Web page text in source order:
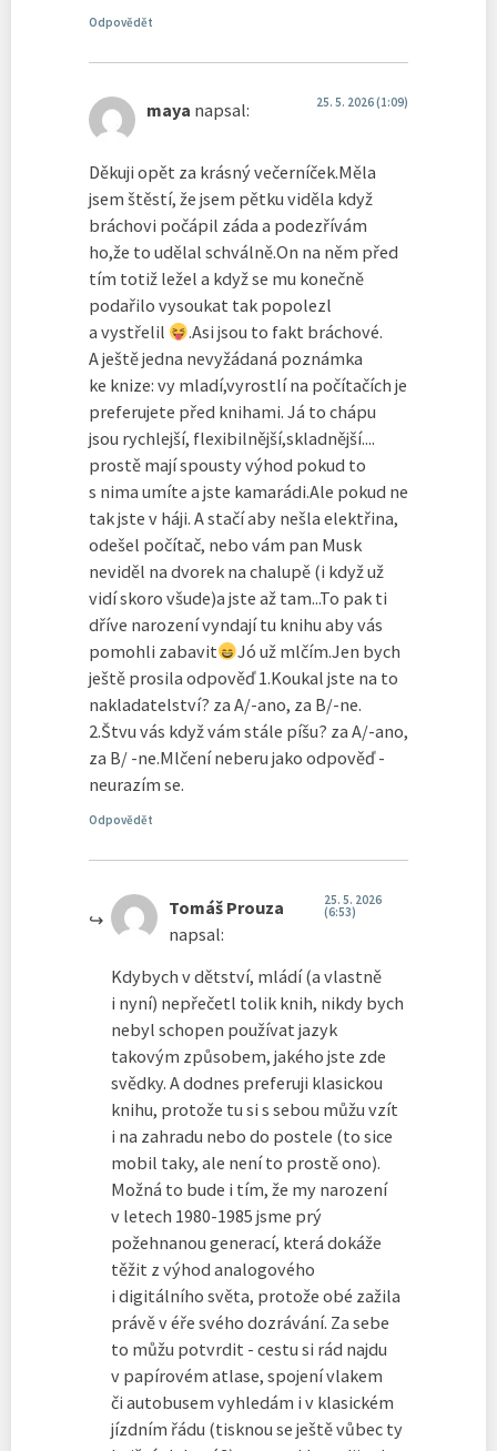
Odpovědět
maya napsal: 25. 5. 2026 (1:09)
Děkuji opět za krásný večerníček.Měla
jsem štěstí, že jsem pětku viděla když
bráchovi počápil záda a podezřívám
ho,že to udělal schválně.On na něm před
tím totiž ležel a když se mu konečně
podařilo vysoukat tak popolezl
a vystřelil
.Asi jsou to fakt bráchové.
A ještě jedna nevyžádaná poznámka
ke knize: vy mladí,vyrostlí na počítačích je
preferujete před knihami. Já to chápu
jsou rychlejší, flexibilnější,skladnější....
prostě mají spousty výhod pokud to
s nima umíte a jste kamarádi.Ale pokud ne
tak jste v háji. A stačí aby nešla elektřina,
odešel počítač, nebo vám pan Musk
neviděl na dvorek na chalupě (i když už
vidí skoro všude)a jste až tam...To pak ti
dříve narození vyndají tu knihu aby vás
pomohli zabavit
Jó už mlčím.Jen bych
ještě prosila odpověď 1.Koukal jste na to
nakladatelství? za A/-ano, za B/-ne.
2.Štvu vás když vám stále píšu? za A/-ano,
za B/ -ne.Mlčení neberu jako odpověď -
neurazím se.
Odpovědět
Tomáš Prouza
napsal:
25. 5. 2026
(6:53)
Kdybych v dětství, mládí (a vlastně
i nyní) nepřečetl tolik knih, nikdy bych
nebyl schopen používat jazyk
takovým způsobem, jakého jste zde
svědky. A dodnes preferuji klasickou
knihu, protože tu si s sebou můžu vzít
i na zahradu nebo do postele (to sice
mobil taky, ale není to prostě ono).
Možná to bude i tím, že my narození
v letech 1980-1985 jsme prý
požehnanou generací, která dokáže
těžit z výhod analogového
i digitálního světa, protože obé zažila
právě v éře svého dozrávání. Za sebe
to můžu potvrdit - cestu si rád najdu
v papírovém atlase, spojení vlakem
či autobusem vyhledám i v klasickém
jízdním řádu (tisknou se ještě vůbec ty